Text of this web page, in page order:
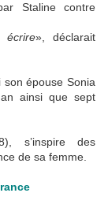
Staline contre
écrire», déclarait
épouse Sonia
ainsi que sept
s’inspire des
de sa femme.